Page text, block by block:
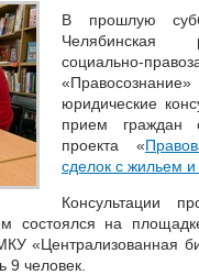
В прошлую
Челябинская
социально-
юридические
прием граждан
проекта «
сделок с жильем
Консультации
состоялся на
«Централизованная
9 человек.